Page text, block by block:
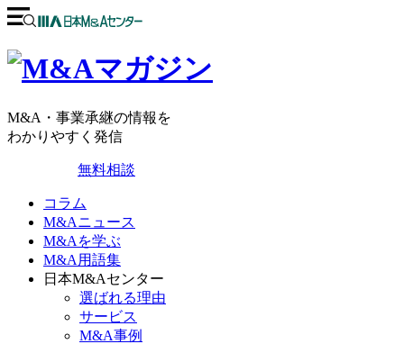
M&A・事業承継の情報を
わかりやすく発信
無料相談
コラム
M&Aニュース
M&Aを学ぶ
M&A用語集
日本M&Aセンター
選ばれる理由
サービス
M&A事例